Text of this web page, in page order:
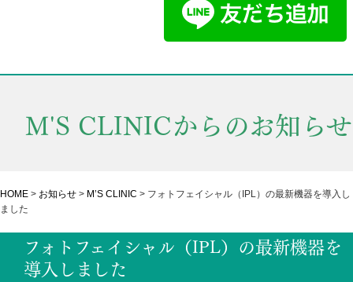
M'S CLINICからのお知らせ
HOME > お知らせ > M’S CLINIC > フォトフェイシャル（IPL）の最新機器を導入し
ました
フォトフェイシャル（IPL）の最新機器を
導入しました